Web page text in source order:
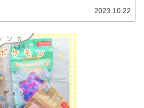
2023.10.22